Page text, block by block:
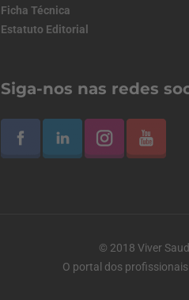
Ficha Técnica
Estatuto Editorial
Siga-nos nas redes
© 2018 Viver
O portal dos